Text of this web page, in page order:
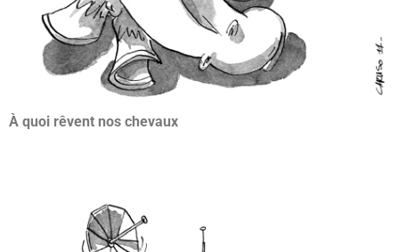
À quoi rêvent nos chevaux